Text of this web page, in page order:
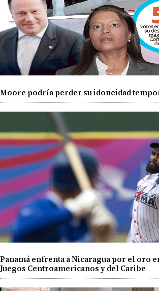
Moore podría perder su idoneidad
Panamá enfrenta a Nicaragua por el oro
Juegos Centroamericanos y del Caribe